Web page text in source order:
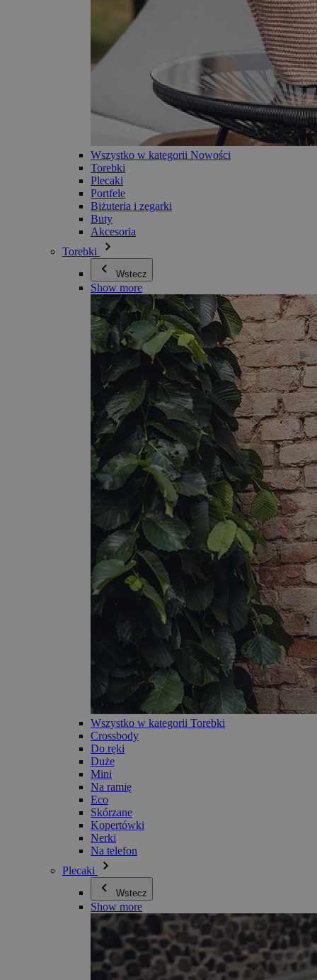
Wszystko w kategorii Nowości
Torebki
Plecaki
Portfele
Biżuteria i zegarki
Buty
Akcesoria
Torebki
Wstecz
Show more
Wszystko w kategorii Torebki
Crossbody
Do ręki
Duże
Mini
Na ramię
Eco
Skórzane
Kopertówki
Nerki
Na telefon
Plecaki
Wstecz
Show more